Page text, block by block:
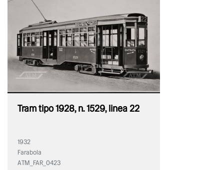
Tram tipo 1928, n. 1529, linea 22
1932
Farabola
ATM_FAR_0423